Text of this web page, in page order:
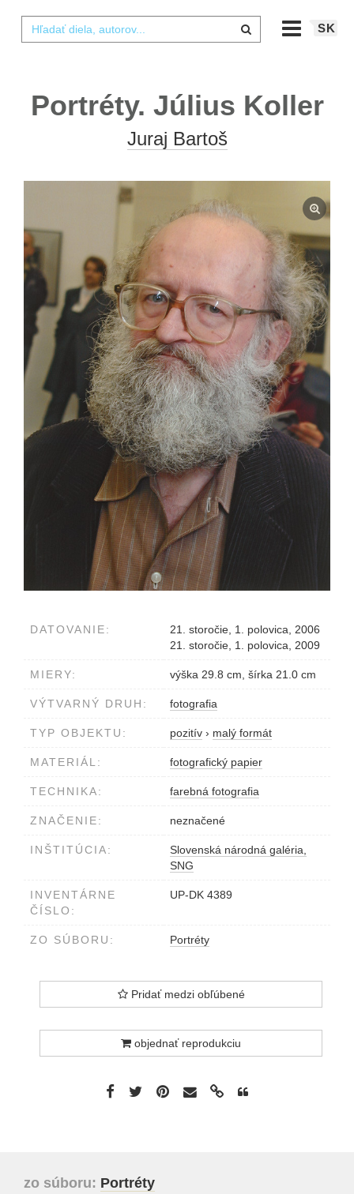
SK
Portréty. Július Koller
Juraj Bartoš
DATOVANIE:
21. storočie, 1. polovica, 2006
21. storočie, 1. polovica, 2009
MIERY: výška 29.8 cm, šírka 21.0 cm
VÝTVARNÝ DRUH: fotografia
TYP OBJEKTU: pozitív › malý formát
MATERIÁL: fotografický papier
TECHNIKA: farebná fotografia
ZNAČENIE: neznačené
INŠTITÚCIA:
Slovenská národná galéria,
SNG
INVENTÁRNE
ČÍSLO:
UP-DK 4389
ZO SÚBORU: Portréty
Pridať medzi obľúbené
objednať reprodukciu
zo súboru: Portréty